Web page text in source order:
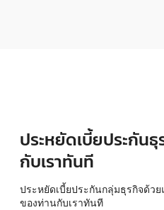
ประหยัดเบี้ยประกัน
กับเราทันที
ประหยัดเบี้ยประกันกลุ่มธุรกิจด้ว
ของท่านกับเราทันที